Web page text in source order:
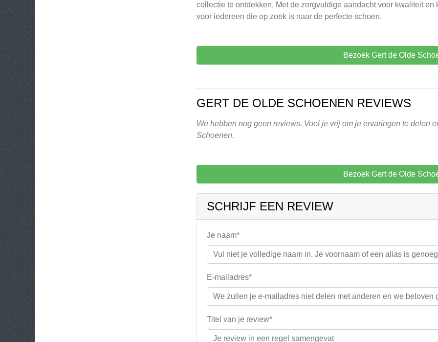
collectie te ontdekken. Met de zorgvuldige aandacht voor kwaliteit
voor iedereen die op zoek is naar de perfecte schoen.
Bezoek Gert de Olde
GERT DE OLDE SCHOENEN REVIEWS
We hebben nog geen reviews. Voel je vrij om je ervaringen te delen
Schoenen.
Bezoek Gert de Olde
SCHRIJF EEN REVIEW
Je naam*
E-mailadres*
Titel van je review*